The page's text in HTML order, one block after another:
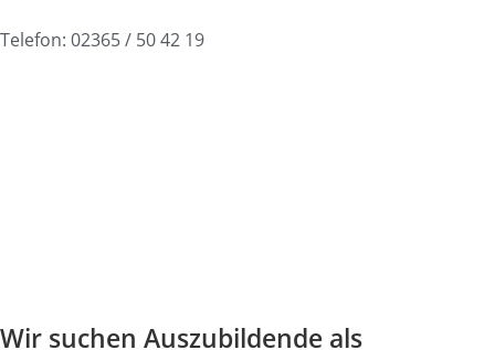
Telefon: 02365 / 50 42 19
Wir suchen Auszubildende als